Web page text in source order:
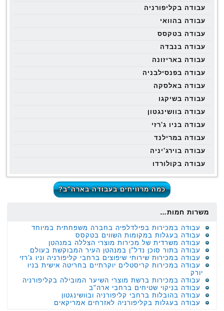
עבודה בקליפורניה
עבודה בהוואי
עבודה בטקסס
עבודה בנבדה
עבודה באריזונה
עבודה בפנסילבניה
עבודה באלסקה
עבודה בשיקגו
עבודה בוושינגטון
עבודה בניו ג'רזי
עבודה במרילנד
עבודה בוירג'יניה
עבודה בקולורדו
כמה מרוויחים בעבודה בארה"ב?
משרות חמות…
עבודה במכירות בפילדלפיה בחברה משפחתית במיוחד
עבודה בעגלות במקומות השווים בטקסס
עבודה משרדית של מכירות מוצרי הצללה במנהטן
עבודה בתור סוכן נדל"ן במנהטן העיר המבוקשת בעולם
עבודה במכירות שירותי שיפוצים ברחבי קליפורניה וניו ג'רזי
עבודה במכירות קריסטלים יוקרתיים בחריטה אישית בניו
יורק
עבודה במכירות ברשת מוצרי השיער המובילה בקליפורניה
עבודה בניקוי שטיחים ברחבי ארה"ב
עבודה בהובלות ברחבי קליפורניה ובוושינגטון
עבודה בעגלות בקליפורניה לאזרחים אמריקאים